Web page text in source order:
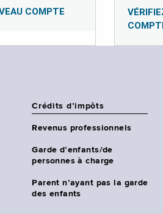
COMPTE
Crédits d’impôts
Revenus professionnels
Garde d’enfants/de
personnes à charge
Parent n’ayant pas la garde
des enfants